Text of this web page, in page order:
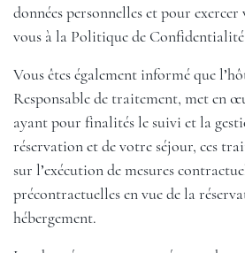
données personnelles et pour
vous à la Politique de
Vous êtes également informé que
Responsable de traitement, met en
ayant pour finalités le suivi et la
réservation et de votre séjour, ces
sur l’exécution de mesures
précontractuelles en vue de la
hébergement.